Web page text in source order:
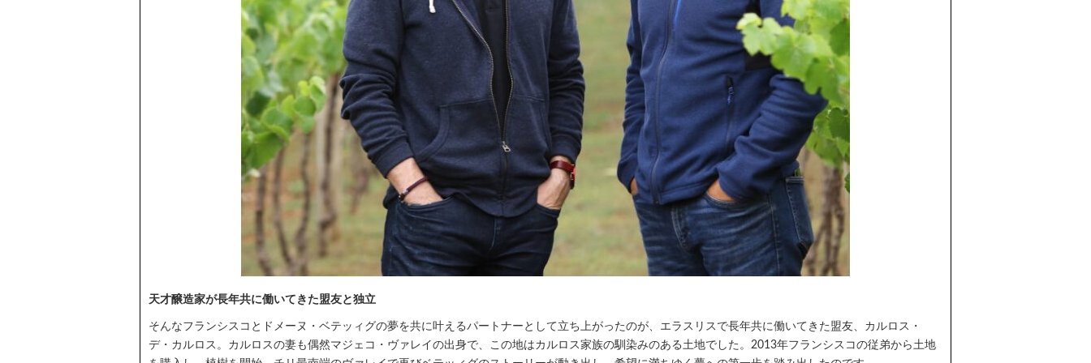
天才醸造家が長年共に働いてきた盟友と独立
そんなフランシスコとドメーヌ・ベテッィグの夢を共に叶えるパートナーとして立ち上がったのが、エラスリスで長年共に働いてきた盟友、カルロス・
デ・カルロス。カルロスの妻も偶然マジェコ・ヴァレイの出身で、この地はカルロス家族の馴染みのある土地でした。2013年フランシスコの従弟から土地